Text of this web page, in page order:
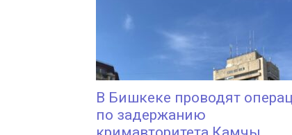
В Бишкеке проводят
по задержанию